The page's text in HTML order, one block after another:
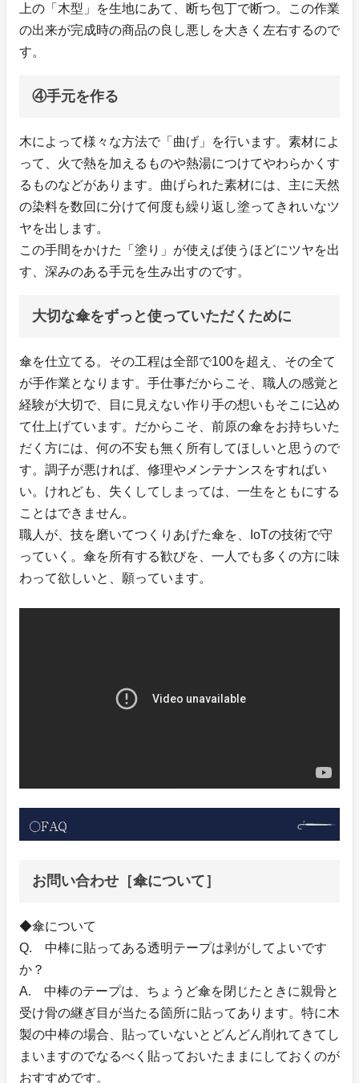
上の「木型」を生地にあて、断ち包丁で断つ。この作業
の出来が完成時の商品の良し悪しを大きく左右するので
す。
④手元を作る
木によって様々な方法で「曲げ」を行います。素材によ
って、火で熱を加えるものや熱湯につけてやわらかくす
るものなどがあります。曲げられた素材には、主に天然
の染料を数回に分けて何度も繰り返し塗ってきれいなツ
ヤを出します。
この手間をかけた「塗り」が使えば使うほどにツヤを出
す、深みのある手元を生み出すのです。
大切な傘をずっと使っていただくために
傘を仕立てる。その工程は全部で100を超え、その全て
が手作業となります。手仕事だからこそ、職人の感覚と
経験が大切で、目に見えない作り手の想いもそこに込め
て仕上げています。だからこそ、前原の傘をお持ちいた
だく方には、何の不安も無く所有してほしいと思うので
す。調子が悪ければ、修理やメンテナンスをすればい
い。けれども、失くしてしまっては、一生をともにする
ことはできません。
職人が、技を磨いてつくりあげた傘を、IoTの技術で守
っていく。傘を所有する歓びを、一人でも多くの方に味
わって欲しいと、願っています。
お問い合わせ［傘について］
◆傘について
Q. 中棒に貼ってある透明テープは剥がしてよいです
か？
A. 中棒のテープは、ちょうど傘を閉じたときに親骨と
受け骨の継ぎ目が当たる箇所に貼ってあります。特に木
製の中棒の場合、貼っていないとどんどん削れてきてし
まいますのでなるべく貼っておいたままにしておくのが
おすすめです。